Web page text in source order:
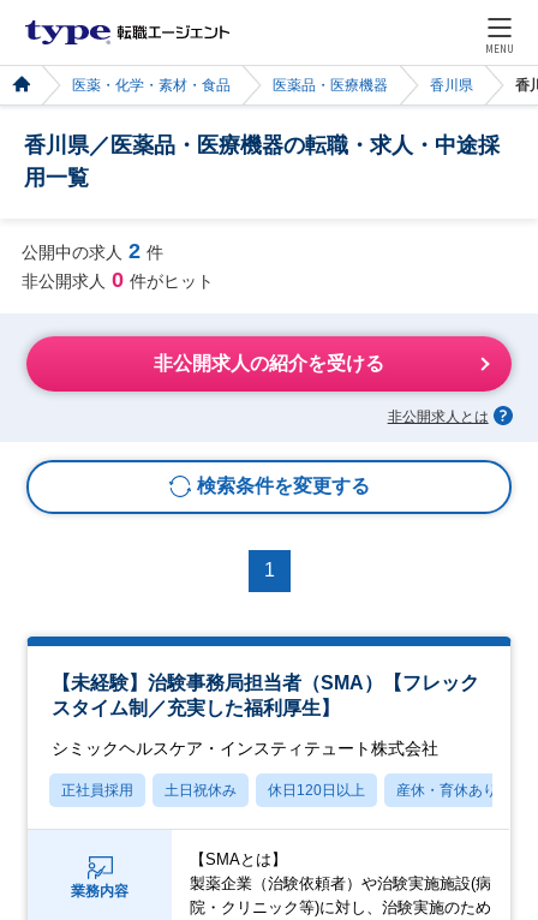
MENU
医薬・化学・素材・食品 医薬品・医療機器 香川県 香
香川県／医薬品・医療機器の転職・求人・中途採
用一覧
公開中の求人 2 件
非公開求人 0 件がヒット
非公開求人の紹介を受ける
非公開求人とは
検索条件を変更する
1
【未経験】治験事務局担当者（SMA）【フレック
スタイム制／充実した福利厚生】
シミックヘルスケア・インスティテュート株式会社
正社員採用 土日祝休み 休日120日以上 産休・育休あり
業務内容
【SMAとは】
製薬企業（治験依頼者）や治験実施施設(病
院・クリニック等)に対し、治験実施のため